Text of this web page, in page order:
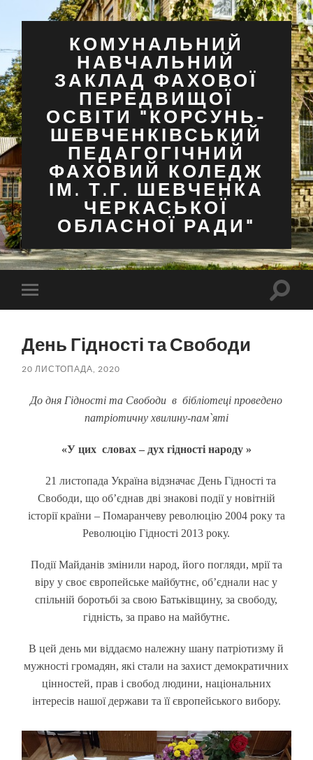
КОМУНАЛЬНИЙ
НАВЧАЛЬНИЙ
ЗАКЛАД ФАХОВОЇ
ПЕРЕДВИЩОЇ
ОСВІТИ "КОРСУНЬ-
ШЕВЧЕНКІВСЬКИЙ
ПЕДАГОГІЧНИЙ
ФАХОВИЙ КОЛЕДЖ
ІМ. Т.Г. ШЕВЧЕНКА
ЧЕРКАСЬКОЇ
ОБЛАСНОЇ РАДИ"
Перемкнути
мобільне
День Гідності та Свободи
20 ЛИСТОПАДА, 2020
До дня Гідності та Свободи в бібліотеці проведено
патріотичну хвилину-пам`яті
«У цих словах – дух гідності народу»
21 листопада Україна відзначає День Гідності та
Свободи, що об’єднав дві знакові події у новітній
історії країни – Помаранчеву революцію 2004 року та
Революцію Гідності 2013 року.
Події Майданів змінили народ, його погляди, мрії та
віру у своє європейське майбутнє, об’єднали нас у
спільній боротьбі за свою Батьківщину, за свободу,
гідність, за право на майбутнє.
В цей день ми віддаємо належну шану патріотизму й
мужності громадян, які стали на захист демократичних
цінностей, прав і свобод людини, національних
інтересів нашої держави та її європейського вибору.